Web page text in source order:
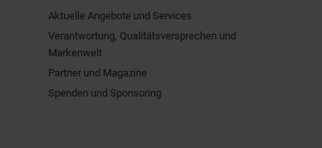
Aktuelle Angebote und Services
Verantwortung, Qualitätsversprechen und
Markenwelt
Partner und Magazine
Spenden und Sponsoring